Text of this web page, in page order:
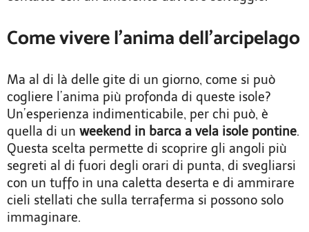
Come vivere l’anima dell’arcipelago
Ma al di là delle gite di un giorno, come si può
cogliere l’anima più profonda di queste isole?
Un’esperienza indimenticabile, per chi può, è
quella di un weekend in barca a vela isole pontine.
Questa scelta permette di scoprire gli angoli più
segreti al di fuori degli orari di punta, di svegliarsi
con un tuffo in una caletta deserta e di ammirare
cieli stellati che sulla terraferma si possono solo
immaginare.